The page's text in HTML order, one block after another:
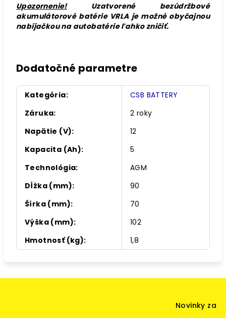
Upozornenie!
Uzatvorené bezúdržbové
akumulátorové batérie VRLA je možné obyčajnou
nabíjačkou na autobatérie ľahko zničiť.
Dodatočné parametre
Kategória:
CSB BATTERY
Záruka:
2 roky
Napätie (V):
12
Kapacita (Ah):
5
Technológia:
AGM
Dĺžka (mm):
90
Šírka (mm):
70
Výška (mm):
102
Hmotnosť (kg): 1,8
Novinky za